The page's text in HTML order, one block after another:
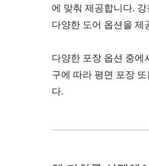
에 맞춰 제공합니다.
다양한 도어 옵션을 제
다양한 포장 옵션 중에
구에 따라 평면 포장
다.